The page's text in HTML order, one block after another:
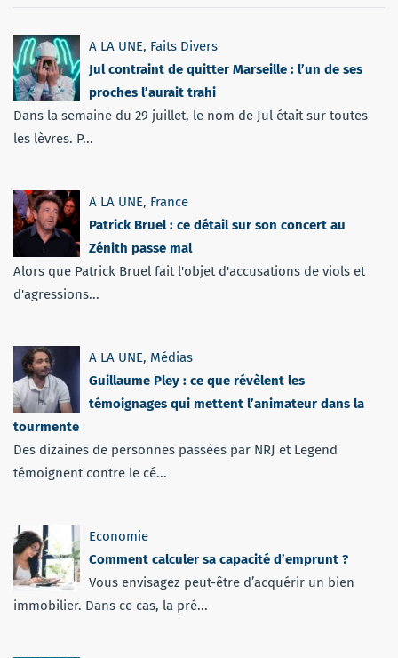
A LA UNE, Faits Divers
Jul contraint de quitter Marseille : l’un de ses
proches l’aurait trahi
Dans la semaine du 29 juillet, le nom de Jul était sur toutes
les lèvres. P...
A LA UNE, France
Patrick Bruel : ce détail sur son concert au
Zénith passe mal
Alors que Patrick Bruel fait l'objet d'accusations de viols et
d'agressions...
A LA UNE, Médias
Guillaume Pley : ce que révèlent les
témoignages qui mettent l’animateur dans la
tourmente
Des dizaines de personnes passées par NRJ et Legend
témoignent contre le cé...
Economie
Comment calculer sa capacité d’emprunt ?
Vous envisagez peut-être d’acquérir un bien
immobilier. Dans ce cas, la pré...